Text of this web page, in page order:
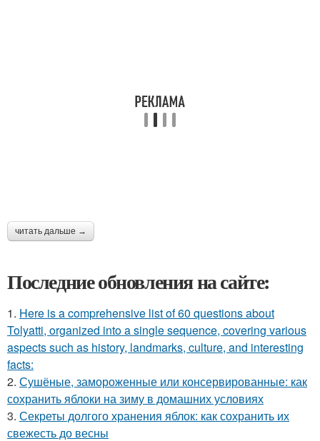
читать дальше →
Последние обновления на сайте:
1. Here is a comprehensive list of 60 questions about
Tolyatti, organized into a single sequence, covering various
aspects such as history, landmarks, culture, and interesting
facts:
2. Сушёные, замороженные или консервированные: как
сохранить яблоки на зиму в домашних условиях
3. Секреты долгого хранения яблок: как сохранить их
свежесть до весны